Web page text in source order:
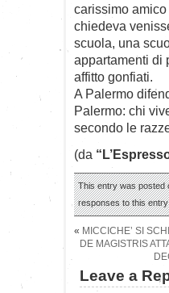
carissimo
chiedeva
scuola, una
appartamenti di
affitto gonfiati.
A Palermo
Palermo: chi
secondo le
(da
This entry was posted
responses to this
« MICCICHE’ SI
DE MAGISTRIS
Leave a